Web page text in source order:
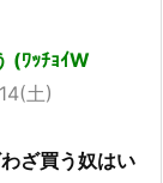
(ﾜｯﾁｮｲW
土)
ざ買う奴はい